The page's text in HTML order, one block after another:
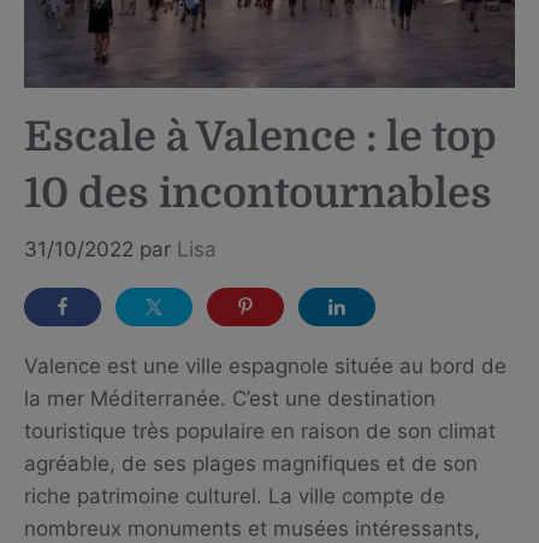
Escale à Valence : le top
10 des incontournables
31/10/2022 par Lisa
Valence est une ville espagnole située au bord de
la mer Méditerranée. C’est une destination
touristique très populaire en raison de son climat
agréable, de ses plages magnifiques et de son
riche patrimoine culturel. La ville compte de
nombreux monuments et musées intéressants,